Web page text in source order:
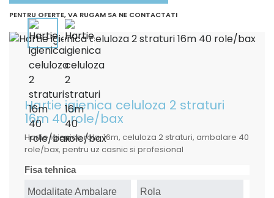
PENTRU OFERTE, VA RUGAM SA NE CONTACTATI
Hartie igienica celuloza 2 straturi
16m 40 role/bax
Hartie igienica rola, 16m, celuloza 2 straturi, ambalare 40
role/bax, pentru uz casnic si profesional
Fisa tehnica
Modalitate Ambalare Rola